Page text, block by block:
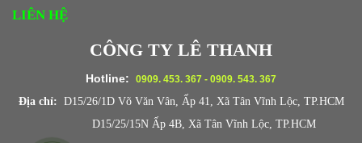
LIÊN HỆ
CÔNG TY LÊ THANH
Hotline: 0909. 453. 367 - 0909. 543. 367
Địa chỉ: D15/26/1D Võ Văn Vân, Ấp 41, Xã Tân Vĩnh Lộc, TP.HCM
D15/25/15N Ấp 4B, Xã Tân Vĩnh Lộc, TP.HCM